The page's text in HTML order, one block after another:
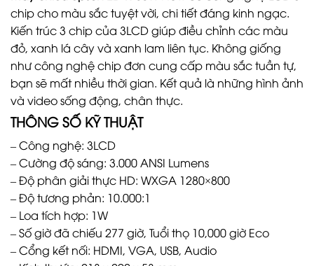
chip cho màu sắc tuyệt vời, chi tiết đáng kinh ngạc.
Kiến trúc 3 chip của 3LCD giúp điều chỉnh các màu
đỏ, xanh lá cây và xanh lam liên tục. Không giống
như công nghệ chip đơn cung cấp màu sắc tuần tự,
bạn sẽ mất nhiều thời gian. Kết quả là những hình ảnh
và video sống động, chân thực.
THÔNG SỐ KỸ THUẬT
– Công nghệ: 3LCD
– Cường độ sáng: 3.000 ANSI Lumens
– Độ phân giải thực HD: WXGA 1280×800
– Độ tương phản: 10.000:1
– Loa tích hợp: 1W
– Số giờ đã chiếu 277 giờ, Tuổi thọ 10,000 giờ Eco
– Cổng kết nối: HDMI, VGA, USB, Audio